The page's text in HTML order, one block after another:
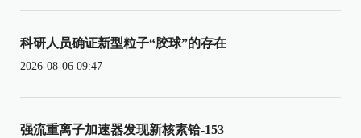
科研人员确证新型粒子“胶球”的存在
2026-08-06 09:47
强流重离子加速器发现新核素铪-153